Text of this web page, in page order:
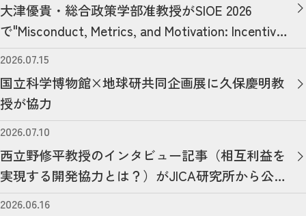
大津優貴・総合政策学部准教授がSIOE 2026
で"Misconduct, Metrics, and Motivation: Incentive-
Driven Changes in Policing Behavior"をテーマに発
2026.07.15
国立科学博物館×地球研共同企画展に久保慶明教
授が協力
2026.07.10
西立野修平教授のインタビュー記事（相互利益を
実現する開発協力とは？）がJICA研究所から公開
されました。
2026.06.16